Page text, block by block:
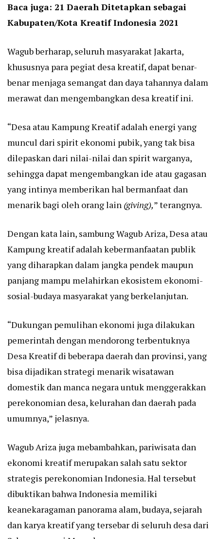
Baca juga: 21 Daerah Ditetapkan sebagai
Kabupaten/Kota Kreatif Indonesia 2021
Wagub berharap, seluruh masyarakat Jakarta,
khususnya para pegiat desa kreatif, dapat benar-
benar menjaga semangat dan daya tahannya dalam
merawat dan mengembangkan desa kreatif ini.
“Desa atau Kampung Kreatif adalah energi yang
muncul dari spirit ekonomi pubik, yang tak bisa
dilepaskan dari nilai-nilai dan spirit warganya,
sehingga dapat mengembangkan ide atau gagasan
yang intinya memberikan hal bermanfaat dan
menarik bagi oleh orang lain (giving),” terangnya.
Dengan kata lain, sambung Wagub Ariza, Desa atau
Kampung kreatif adalah kebermanfaatan publik
yang diharapkan dalam jangka pendek maupun
panjang mampu melahirkan ekosistem ekonomi-
sosial-budaya masyarakat yang berkelanjutan.
“Dukungan pemulihan ekonomi juga dilakukan
pemerintah dengan mendorong terbentuknya
Desa Kreatif di beberapa daerah dan provinsi, yang
bisa dijadikan strategi menarik wisatawan
domestik dan manca negara untuk menggerakkan
perekonomian desa, kelurahan dan daerah pada
umumnya,” jelasnya.
Wagub Ariza juga mebambahkan, pariwisata dan
ekonomi kreatif merupakan salah satu sektor
strategis perekonomian Indonesia. Hal tersebut
dibuktikan bahwa Indonesia memiliki
keanekaragaman panorama alam, budaya, sejarah
dan karya kreatif yang tersebar di seluruh desa dari